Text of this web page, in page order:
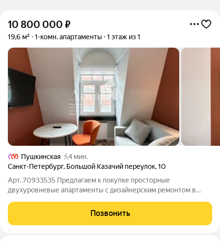
10 800 000 ₽
19,6 м² 1-комн. апартаменты 1 этаж из 1
Пушкинская
4 мин.
Санкт-Петербург, Большой Казачий переулок,10
Арт. 70933535 Предлагаем к покупке просторные
двухуровневые апартаменты с дизайнерским ремонтом в
доступности от метро Пушкинская (5 минут). В доме выполнен
капитальный ремонт группой компаний Реновация.
Позвонить